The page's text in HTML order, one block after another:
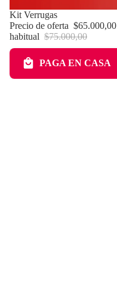
Oferta
Kit Verrugas
Precio de oferta $65.000,00
habitual $75.000,00
PAGA EN CASA